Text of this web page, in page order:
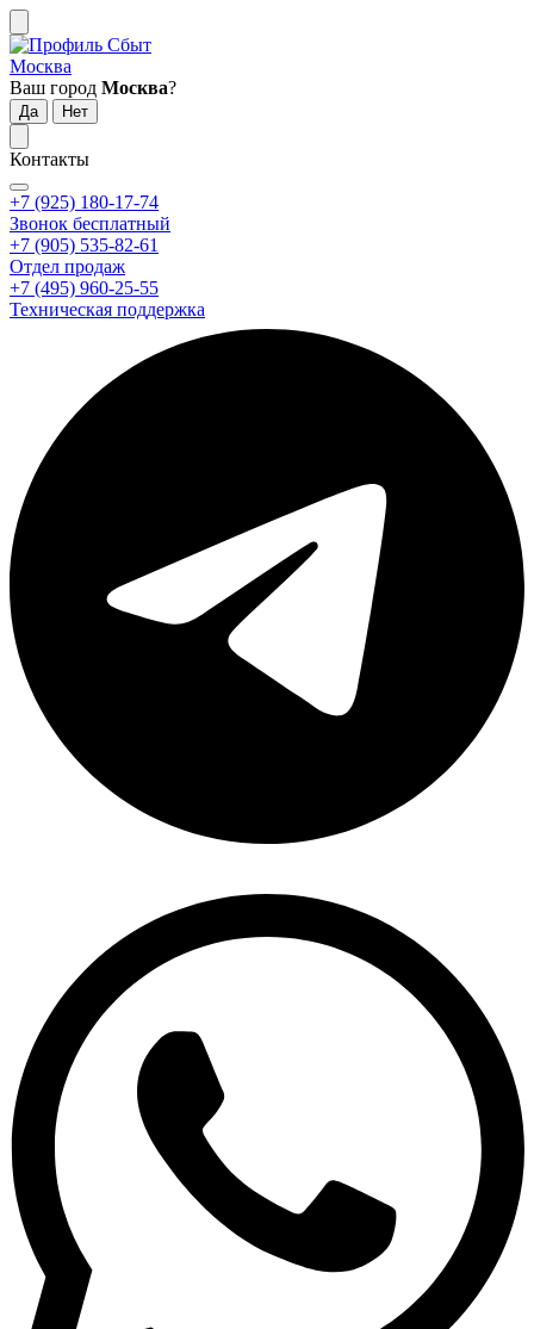
Москва
Ваш город Москва?
Контакты
+7 (925) 180-17-74
Звонок бесплатный
+7 (905) 535-82-61
Отдел продаж
+7 (495) 960-25-55
Техническая поддержка